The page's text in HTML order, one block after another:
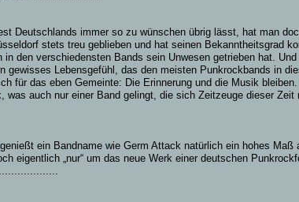
Deutschlands immer so zu wünschen übrig lässt, hat man
stets treu geblieben und hat seinen
den verschiedensten Bands sein Unwesen getrieben hat.
Lebensgefühl, das den meisten Punkrockbands in
für das eben Gemeinte: Die Erinnerung und die Musik
was auch nur einer Band gelingt, die sich Zeitzeuge dieser
ein Bandname wie Germ Attack natürlich ein hohes
eigentlich „nur“ um das neue Werk einer deutschen